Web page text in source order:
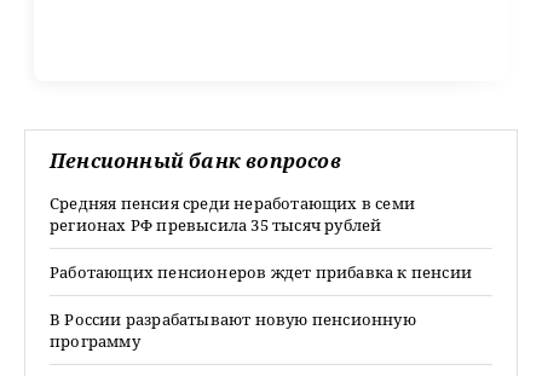
Пенсионный банк вопросов
Средняя пенсия среди неработающих в семи
регионах РФ превысила 35 тысяч рублей
Работающих пенсионеров ждет прибавка к пенсии
В России разрабатывают новую пенсионную
программу